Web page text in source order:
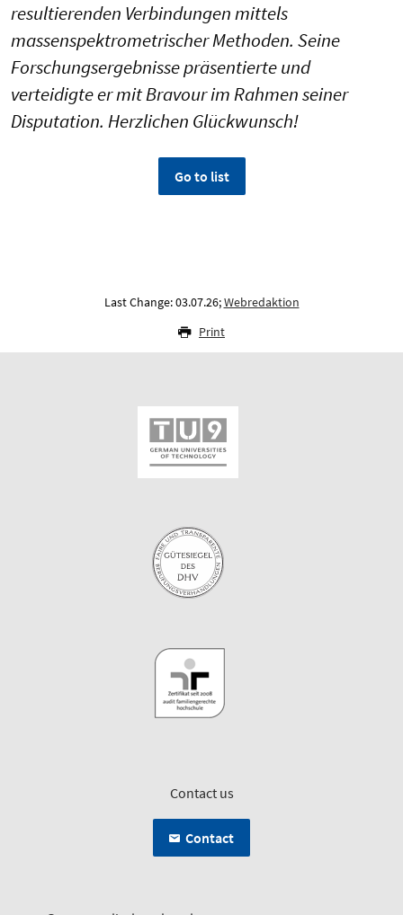
resultierenden Verbindungen mittels
massenspektrometrischer Methoden. Seine
Forschungsergebnisse präsentierte und
verteidigte er mit Bravour im Rahmen seiner
Disputation. Herzlichen Glückwunsch!
Go to list
Last Change: 03.07.26;Webredaktion
Print
Contact us
Contact